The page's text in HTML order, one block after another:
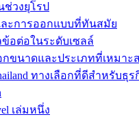
ช่วงยุโรป
ะการออกแบบที่ทันสมัย
อต่อในระดับเซลล์
ขนาดและประเภทที่เหมาะ
ทางเลือกที่ดีสำหรับธุ
เล่มหนึ่ง